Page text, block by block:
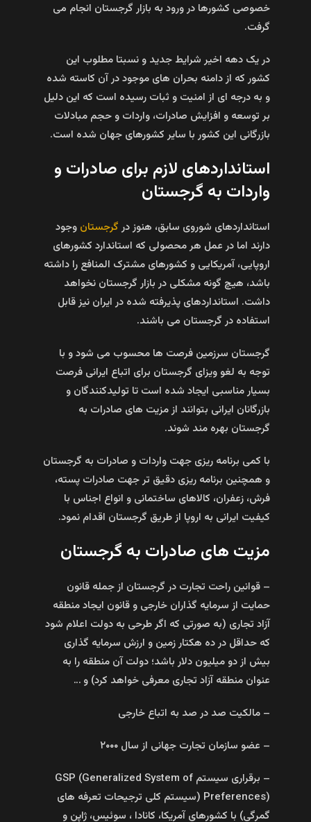
خصوصی کشورها در ورود به بازار گرجستان انجام می
گرفت.
در یک دهه اخیر شرایط جدید و نسبتا مطلوب این
کشور که از دامنه بحران‌ های موجود در آن کاسته شده
و به درجه‌ ای از امنیت و ثبات رسیده‌ است که این دلیل
بر توسعه و افزایش صادرات، واردات و حجم مبادلات
بازرگانی این کشور با سایر کشورهای جهان شده است.
استانداردهای لازم برای صادرات و
واردات به گرجستان
استانداردهای شوروی سابق، هنوز درگرجستان وجود
دارند اما در عمل هر محصولی که استاندارد کشورهای
اروپایی، آمریکایی و کشورهای مشترک المنافع را داشته
باشد، هیچ گونه مشکلی در بازار گرجستان نخواهد
داشت. استانداردهای پذیرفته شده در ایران نیز قابل
استفاده در گرجستان می باشند.
گرجستان سرزمین فرصت ها محسوب می شود و با
توجه به لغو ویزای گرجستان برای اتباع ایرانی فرصت
بسیار مناسبی ایجاد شده است تا تولیدکنندگان و
بازرگانان ایرانی بتوانند از مزیت های صادرات به
گرجستان بهره مند شوند.
با کمی برنامه ریزی جهت واردات و صادرات به گرجستان
و همچنین برنامه ریزی دقیق تر جهت صادرات پسته،
فرش، زعفران، کالاهای ساختمانی و انواع اجناس با
کیفیت ایرانی به اروپا از طریق گرجستان اقدام نمود.
مزیت های صادرات به گرجستان
– قوانین راحت تجارت در گرجستان از جمله قانون
حمایت از سرمایه گذاران خارجی و قانون ایجاد منطقه
آزاد تجاری (به صورتی که اگر طرحی به دولت اعلام شود
که حداقل در ده هکتار زمین و ارزش سرمایه گذاری
بیش از دو میلیون دلار باشد؛ دولت آن منطقه را به
عنوان منطقه آزاد تجاری معرفی خواهد کرد) و …
– مالکیت صد در صد به اتباع خارجی
– عضو سازمان تجارت جهانی از سال ۲۰۰۰
– برقراری سیستم GSP (Generalized System of
Preferences) (سیستم کلی ترجیحات تعرفه های
گمرگی) با کشورهای آمریکا، کانادا ، سوئیس، ژاپن و